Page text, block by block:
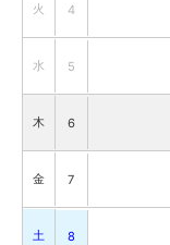
火 4
水 5
木 6
金 7
土 8